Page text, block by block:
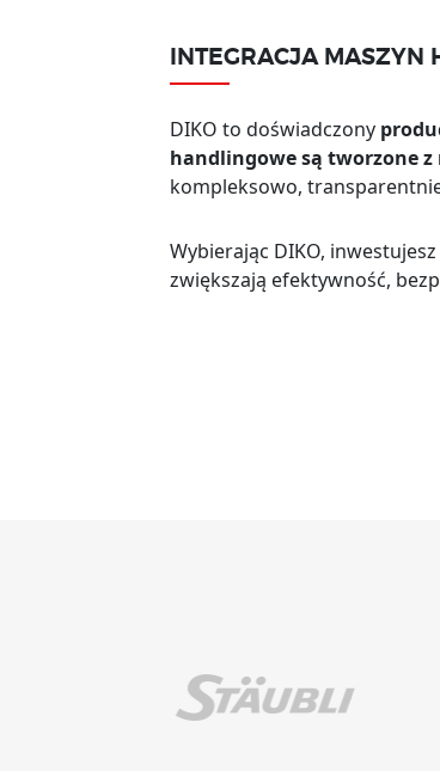
INTEGRACJA MASZYN
DIKO to doświadczony
handlingowe są tworzone
kompleksowo,
Wybierając DIKO,
zwiększają efektywność,